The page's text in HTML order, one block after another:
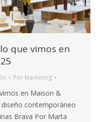
que vimos en
Por Marketing
en Maison &
contemporáneo
Brava Por Marta